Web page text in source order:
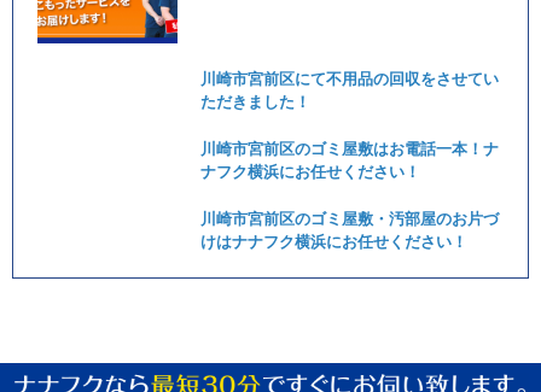
川崎市宮前区にて不用品の回収をさせてい
ただきました！
川崎市宮前区のゴミ屋敷はお電話一本！ナ
ナフク横浜にお任せください！
川崎市宮前区のゴミ屋敷・汚部屋のお片づ
けはナナフク横浜にお任せください！